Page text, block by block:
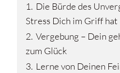
1. Die Bürde des
Stress Dich im Griff hat
2. Vergebung – Dein
zum Glück
3. Lerne von Deinen